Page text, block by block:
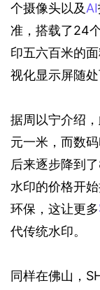
个摄像头以及AI
准，搭载了24
印五六百米的
视化显示屏随处
据周以宁介绍
元一米，而数
后来逐步降到
水印的价格开
环保，这让更多
代传统水印。
同样在佛山，